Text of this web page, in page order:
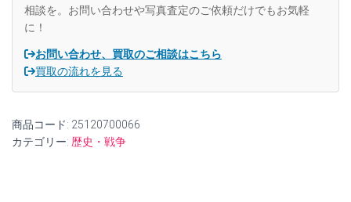
相談を。お問い合わせや写真査定のご依頼だけでもお気軽
に！
お問い合わせ、買取のご相談はこちら
買取の流れを見る
商品コード: 25120700066
カテゴリー: 歴史・戦争